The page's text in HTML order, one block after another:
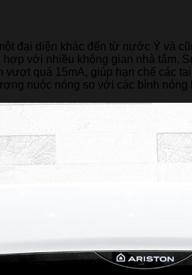
đại diện khác đến từ nước Ý và
hợp với nhiều không gian nhà tắm.
vượt quá 15mA, giúp hạn chế các
nuóc nóng so với các bình nóng